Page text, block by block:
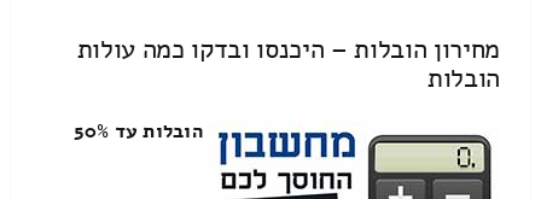
מחירון הובלות – היכנסו ובדקו כמה עולות
הובלות
הובלות עד 50%